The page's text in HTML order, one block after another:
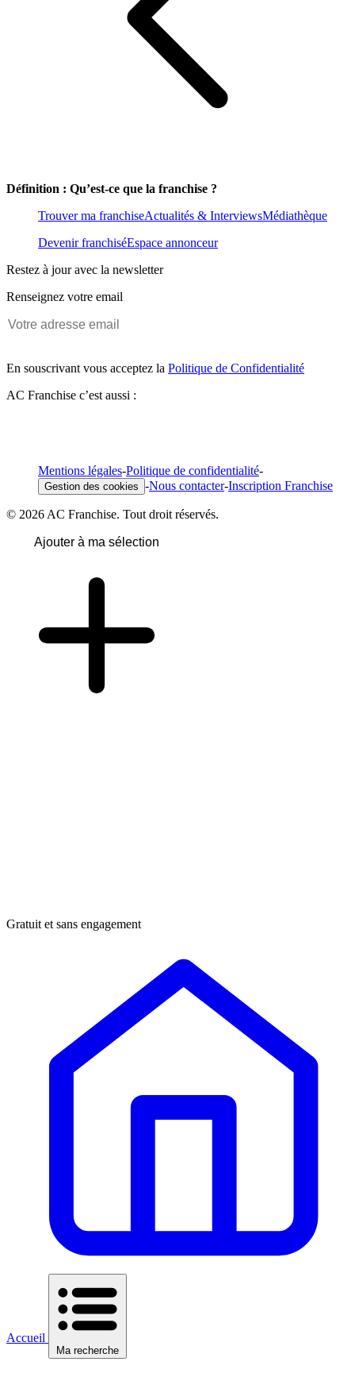
Définition : Qu’est-ce que la franchise ?
Trouver ma franchiseActualités & InterviewsMédiathèque
Devenir franchiséEspace annonceur
Restez à jour avec la newsletter
Renseignez votre email
En souscrivant vous acceptez la Politique de Confidentialité
AC Franchise c’est aussi :
Mentions légales-Politique de confidentialité-
Gestion des cookies -Nous contacter-Inscription Franchise
© 2026 AC Franchise. Tout droit réservés.
Ajouter à ma sélection
Gratuit et sans engagement
Accueil
Ma recherche